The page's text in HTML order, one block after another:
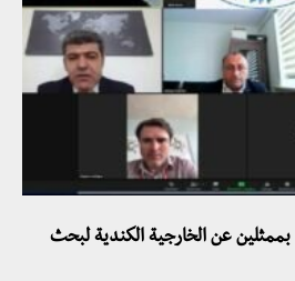
عن الخارجية الكندية لبحث